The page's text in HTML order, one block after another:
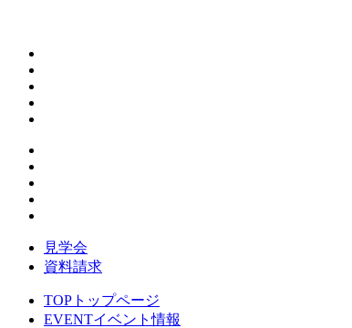
見学会
資料請求
TOP トップページ
EVENTイベント情報